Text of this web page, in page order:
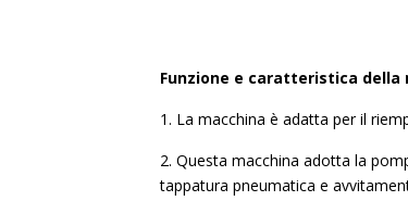
Funzione e caratteristica della
1. La macchina è adatta per il
2. Questa macchina adotta la
tappatura pneumatica e